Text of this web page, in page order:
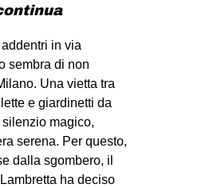
in via
sembra di non
Una vietta tra
e giardinetti da
magico,
serena. Per questo,
dalla sgombero, il
ha deciso